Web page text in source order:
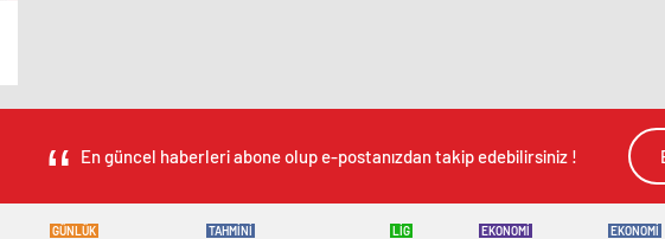
En güncel haberleri abone olup e-postanızdan takip edebilirsiniz !
GÜNLÜK TAHMİNİ LİG EKONOMİ EKONOMİ